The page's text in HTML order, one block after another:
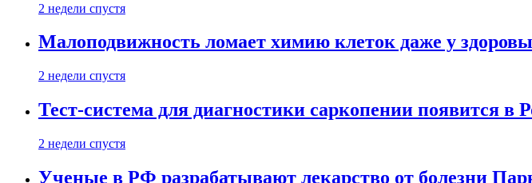
2 недели спустя
Малоподвижность ломает химию клеток даже у
2 недели спустя
Тест-система для диагностики саркопении появится в
2 недели спустя
Ученые в РФ разрабатывают лекарство от болезни